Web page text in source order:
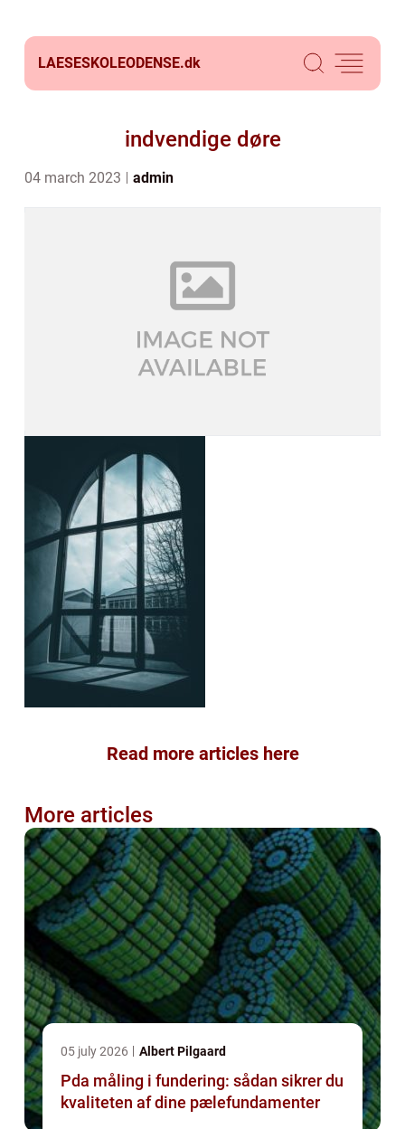
LAESESKOLEODENSE.dk
indvendige døre
04 march 2023 admin
Read more articles here
More articles
05 july 2026 Albert Pilgaard
Pda måling i fundering: sådan sikrer du
kvaliteten af dine pælefundamenter